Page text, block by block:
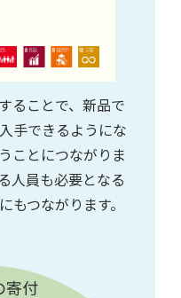
ることで、新品で
手できるようにな
ことにつながりま
人員も必要となる
もつながります。
寄付